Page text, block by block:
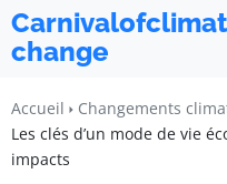
change
Accueil
Changements
Les clés d’un mode de vie
impacts